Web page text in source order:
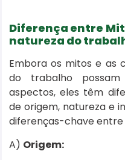
Diferença entre
natureza do
Embora os mitos e as
do trabalho
aspectos, eles têm
de origem, natureza e
diferenças-chave entre
A) Origem: